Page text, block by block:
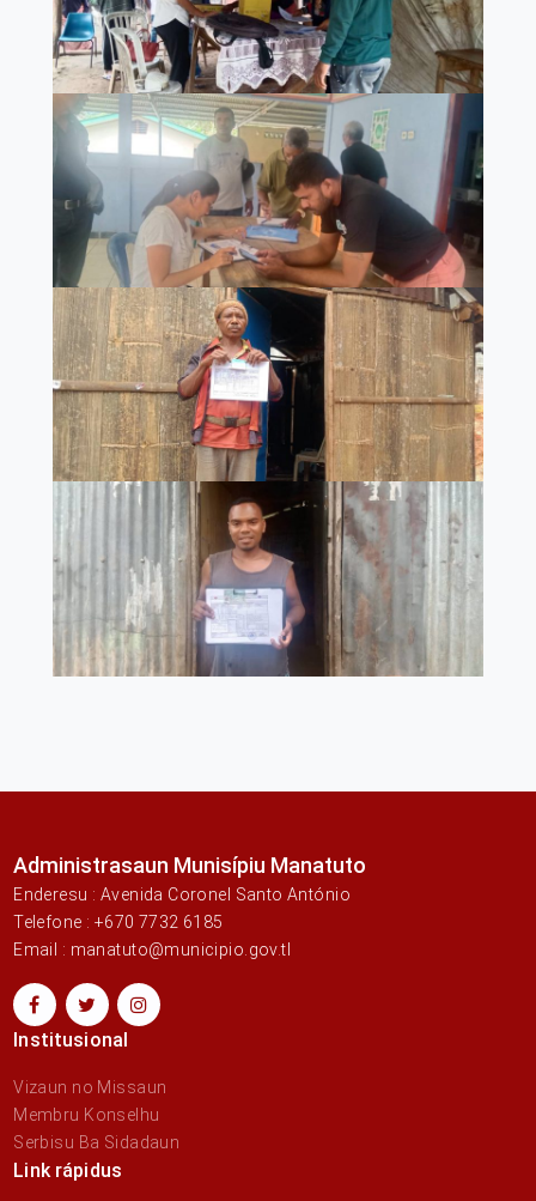
Administrasaun Munisípiu Manatuto
Enderesu : Avenida Coronel Santo António
Telefone : +670 7732 6185
Email : manatuto@municipio.gov.tl
Institusional
Vizaun no Missaun
Membru Konselhu
Serbisu Ba Sidadaun
Link rápidus